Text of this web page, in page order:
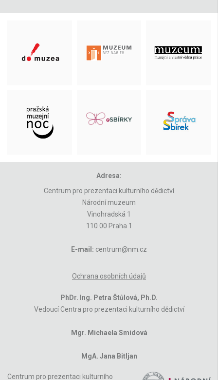
Adresa:
Centrum pro prezentaci kulturního dědictví
Národní muzeum
Vinohradská 1
110 00 Praha 1
E-mail: centrum@nm.cz
Ochrana osobních údajů
PhDr. Ing. Petra Štůlová, Ph.D.
Vedoucí Centra pro prezentaci kulturního dědictví
Mgr. Michaela Smidová
MgA. Jana Bitljan
Centrum pro prezentaci kulturního